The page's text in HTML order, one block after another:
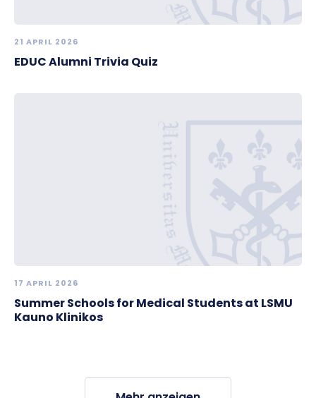
21 APRIL 2026
EDUC Alumni Trivia Quiz
17 APRIL 2026
Summer Schools for Medical Students at LSMU
Kauno Klinikos